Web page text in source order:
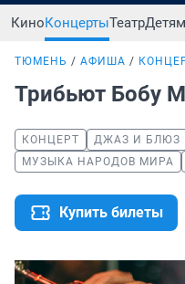
КиноКонцертыТеатрДетям
ТЮМЕНЬ АФИША
Трибьют Бобу
КОНЦЕРТ ДЖАЗ И БЛЮЗ
МУЗЫКА НАРОДОВ МИРА
Купить билеты